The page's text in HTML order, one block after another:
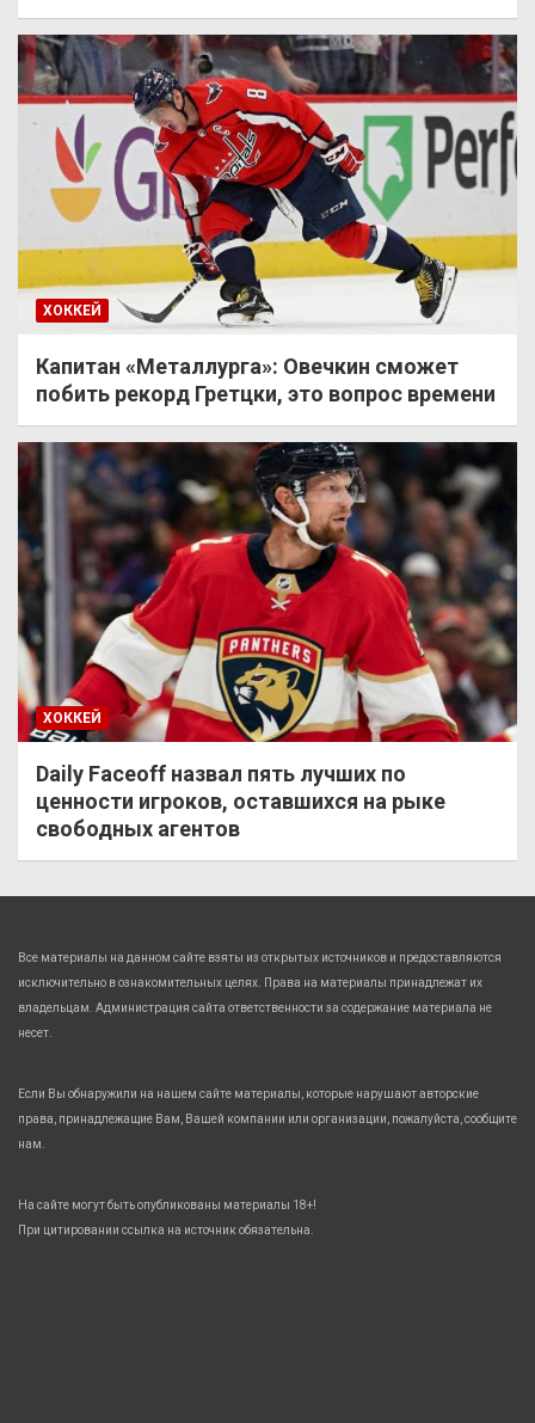
ХОККЕЙ
Капитан «Металлурга»: Овечкин сможет
побить рекорд Гретцки, это вопрос времени
ХОККЕЙ
Daily Faceoff назвал пять лучших по
ценности игроков, оставшихся на рыке
свободных агентов
Все материалы на данном сайте взяты из открытых источников и предоставляются
исключительно в ознакомительных целях. Права на материалы принадлежат их
владельцам. Администрация сайта ответственности за содержание материала не
несет.
Если Вы обнаружили на нашем сайте материалы, которые нарушают авторские
права, принадлежащие Вам, Вашей компании или организации, пожалуйста, сообщите
нам.
На сайте могут быть опубликованы материалы 18+!
При цитировании ссылка на источник обязательна.